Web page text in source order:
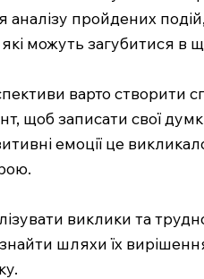
пройдених
можуть загубитися в
варто створити
щоб записати свої
емоції це
виклики та
шляхи їх